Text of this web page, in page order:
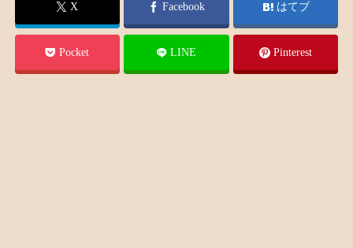
X Facebook はてブ
Pocket LINE Pinterest